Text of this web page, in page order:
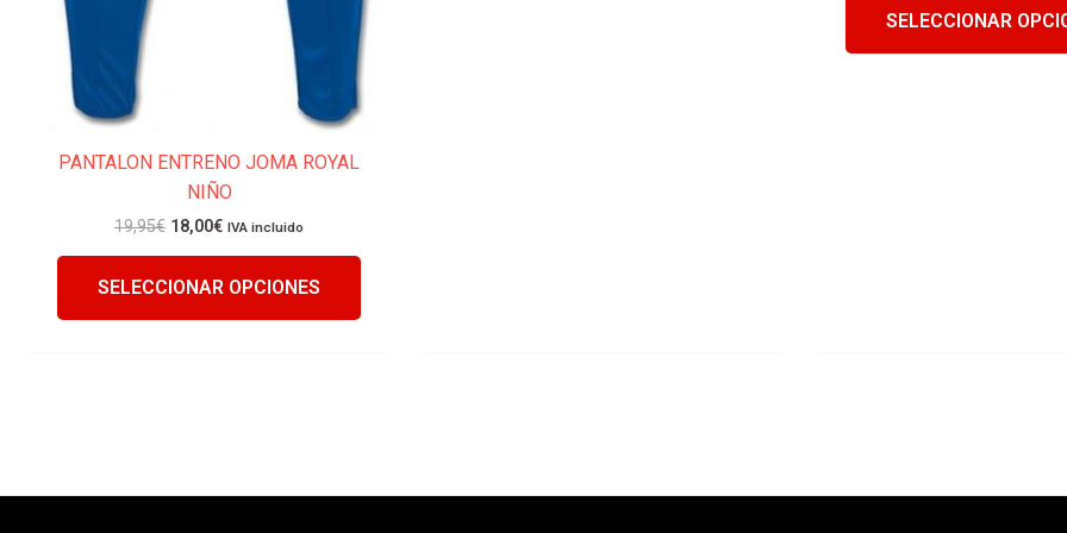
PANTALON ENTRENO JOMA ROYAL
NIÑO
19,95€ 18,00€ IVA incluido
SELECCIONAR OPCIONES
SELECCIONAR